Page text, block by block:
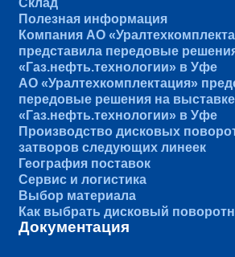
Склад
Полезная информация
Компания АО
представила передовые
«Газ.нефть.технологии» в Уфе
АО «Уралтехкомплектация»
передовые решения на выставке
«Газ.нефть.технологии» в Уфе
Производство дисковых
затворов следующих линеек
География поставок
Сервис и логистика
Выбор материала
Как выбрать дисковый
Документация